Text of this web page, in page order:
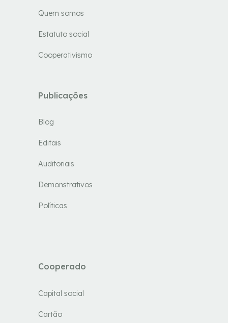
Quem somos
Estatuto social
Cooperativismo
Publicações
Blog
Editais
Auditoriais
Demonstrativos
Políticas
Cooperado
Capital social
Cartão